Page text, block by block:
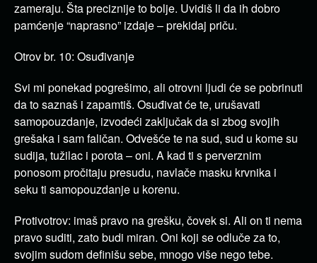
zameraju. Šta preciznije to bolje. Uvidiš li da ih dobro
pamćenje “naprasno” izdaje – prekidaj priču.
Otrov br. 10: Osuđivanje
Svi mi ponekad pogrešimo, ali otrovni ljudi će se pobrinuti
da to saznaš i zapamtiš. Osuđivat će te, urušavati
samopouzdanje, izvodeći zaključak da si zbog svojih
grešaka i sam faličan. Odvešće te na sud, sud u kome su
sudija, tužilac i porota – oni. A kad ti s perverznim
ponosom pročitaju presudu, navlače masku krvnika i
seku ti samopouzdanje u korenu.
Protivotrov: imaš pravo na grešku, čovek si. Ali on ti nema
pravo suditi, zato budi miran. Oni koji se odluče za to,
svojim sudom definišu sebe, mnogo više nego tebe.